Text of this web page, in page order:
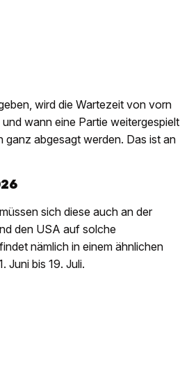
wird die Wartezeit von vorn
wann eine Partie weitergespielt
ganz abgesagt werden. Das ist an
sich diese auch an der
den USA auf solche
nämlich in einem ähnlichen
Juni bis 19. Juli.